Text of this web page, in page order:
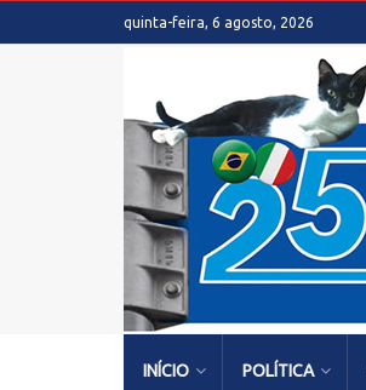
quinta-feira, 6 agosto, 2026
INÍCIO POLÍTICA